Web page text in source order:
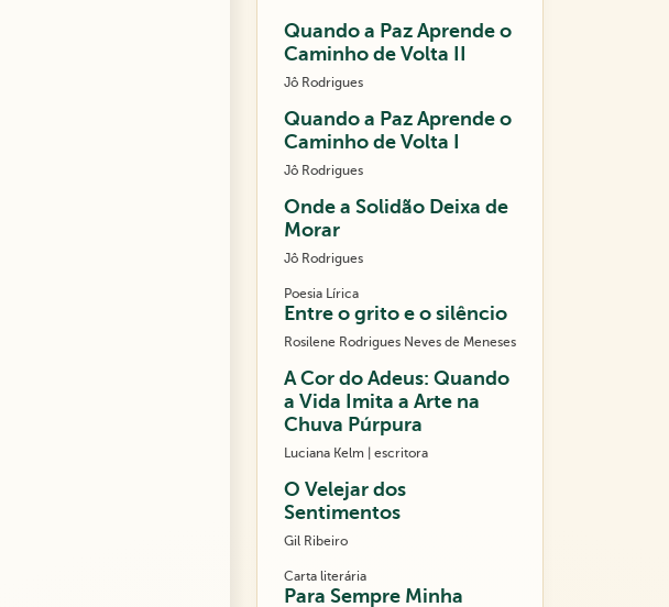
Quando a Paz Aprende o
Caminho de Volta II
Jô Rodrigues
Quando a Paz Aprende o
Caminho de Volta I
Jô Rodrigues
Onde a Solidão Deixa de
Morar
Jô Rodrigues
Poesia Lírica
Entre o grito e o silêncio
Rosilene Rodrigues Neves de Meneses
A Cor do Adeus: Quando
a Vida Imita a Arte na
Chuva Púrpura
Luciana Kelm | escritora
O Velejar dos
Sentimentos
Gil Ribeiro
Carta literária
Para Sempre Minha